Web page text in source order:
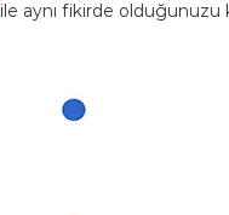
ile aynı fikirde